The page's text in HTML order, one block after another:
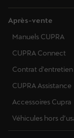
Après-vente
Manuels CUPRA
CUPRA Connect
Contrat d'entretien
CUPRA Assistance
Accessoires Cupra
Véhicules hors